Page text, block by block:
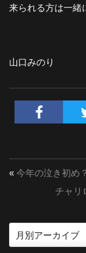
来られる方は一緒
山口みのり
« 今年の泣き初め
チャリ